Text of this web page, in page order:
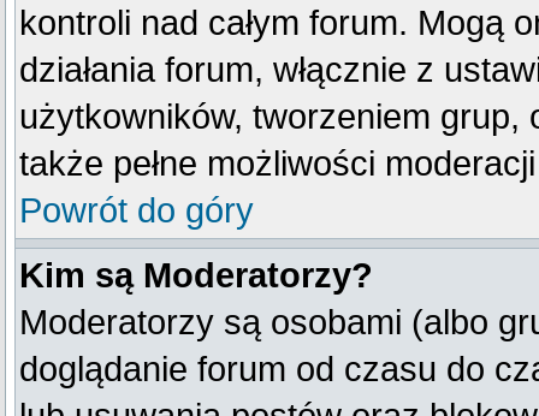
kontroli nad całym forum. Mogą
działania forum, włącznie z
użytkowników, tworzeniem grup,
także pełne możliwości
Powrót do góry
Kim są Moderatorzy?
Moderatorzy są osobami (albo
doglądanie forum od czasu do